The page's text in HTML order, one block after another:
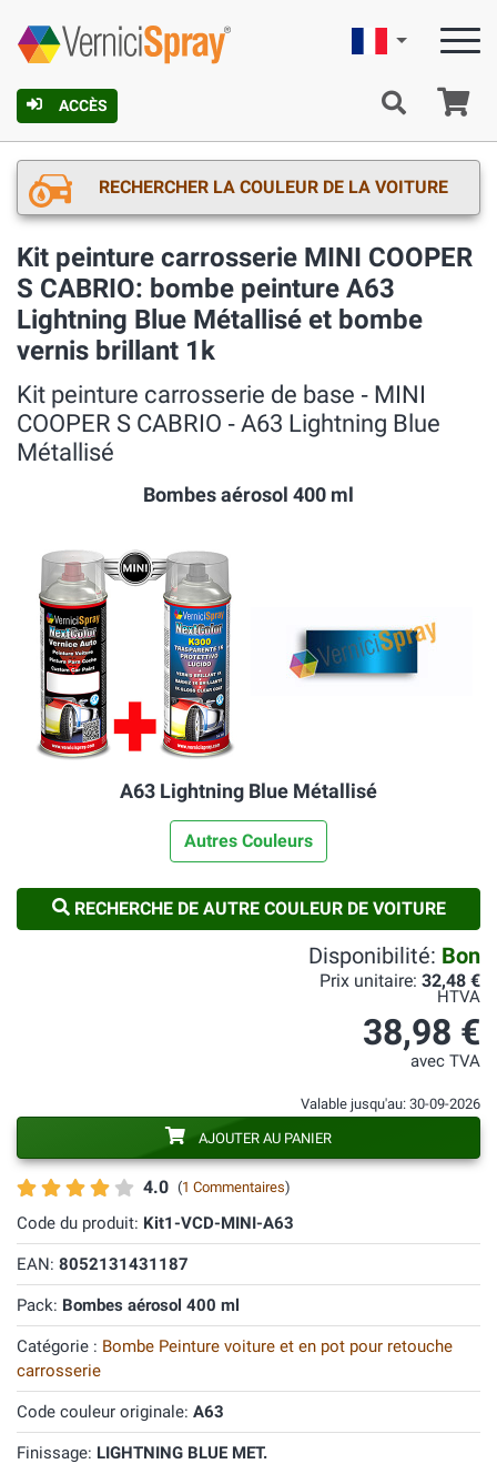
ACCÈS
Française
RECHERCHER LA COULEUR DE LA VOITURE
Kit peinture carrosserie MINI COOPER
S CABRIO: bombe peinture A63
Lightning Blue Métallisé et bombe
vernis brillant 1k
Kit peinture carrosserie de base ‐ MINI
COOPER S CABRIO ‐ A63 Lightning Blue
Métallisé
Bombes aérosol 400 ml
A63 Lightning Blue Métallisé
Autres Couleurs
RECHERCHE DE AUTRE COULEUR DE VOITURE
4.0 (1 Commentaires)
Code du produit: Kit1-VCD-MINI-A63
EAN: 8052131431187
Pack: Bombes aérosol 400 ml
Catégorie : Bombe Peinture voiture et en pot pour retouche
carrosserie
Code couleur originale: A63
Finissage: LIGHTNING BLUE MET.
Disponibilité: Bon
Prix unitaire: 32,48 €
HTVA
38,98 €
avec TVA
Valable jusqu'au: 30-09-2026
AJOUTER AU PANIER